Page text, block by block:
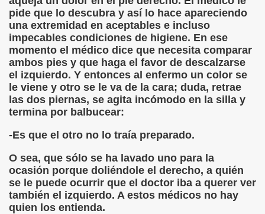
pide que lo descubra y así lo hace apareciendo
una extremidad en aceptables e incluso
impecables condiciones de higiene. En ese
momento el médico dice que necesita comparar
ambos pies y que haga el favor de descalzarse
el izquierdo. Y entonces al enfermo un color se
le viene y otro se le va de la cara; duda, retrae
las dos piernas, se agita incómodo en la silla y
termina por balbucear:
-Es que el otro no lo traía preparado.
O sea, que sólo se ha lavado uno para la
ocasión porque doliéndole el derecho, a quién
se le puede ocurrir que el doctor iba a querer ver
también el izquierdo. A estos médicos no hay
quien los entienda.
(Jorge Llopis)